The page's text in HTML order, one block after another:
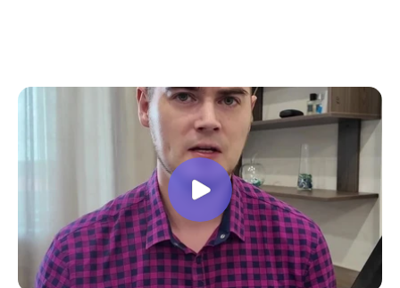
доволен, в работе всё пригодилось!